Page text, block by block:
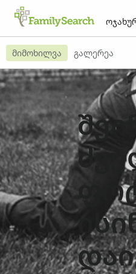
მიმოხილვა გალერეა